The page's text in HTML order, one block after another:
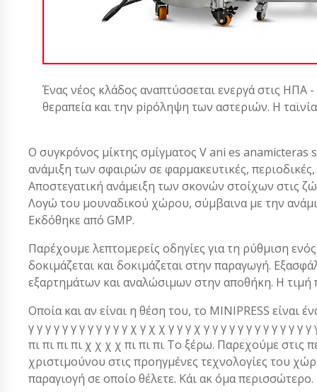
Ένας νέος κλάδος αναπτύσσεται ενεργά στις ΗΠΑ -
θεραπεία και την piρόληψη των αστεριών. Η
Ο συγκρόνος μίκτης σμίγματος V ani es
ανάμιξη των σφαιρών σε φαρμακευτικές,
Αποστεγατική ανάμειξη των σκονών στοίχων στις
Λογώ του μουναδικού χώρου, σύμβαινα με την
Εκδόθηκε από GMP.
Παρέχουμε λεπτομερείς οδηγίες για τη ρύθμιση
δοκιμάζεται και δοκιμάζεται στην παραγωγή.
εξαρτημάτων και αναλώσιμων στην αποθήκη. Η
Οποία και αν είναι η θέση του, το MINIPRESS είναι
γ γ γ γ γ γ γ γ γ γ γ γ χ γ χ χ γ γ γ χ γ γ γ γ γ γ γ γ γ γ
πι πι πι πι χ χ χ χ πι πι πι Το ξέρω. Παρεχούμε στις
χριστιμούνου στις προηγμένες τεχνολογίες του
παραγιογή σε οποίο θέλετε. Κάι ακ όμα περισσώτερο.